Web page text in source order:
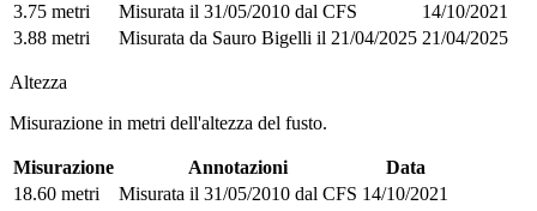
3.75 metri
Misurata il 31/05/2010 dal CFS
14/10/2021
3.88 metri
Misurata da Sauro Bigelli il 21/04/2025 21/04/2025
Altezza
Misurazione in metri dell'altezza del fusto.
Misurazione Annotazioni
Data
18.60 metri
Misurata il 31/05/2010 dal CFS 14/10/2021